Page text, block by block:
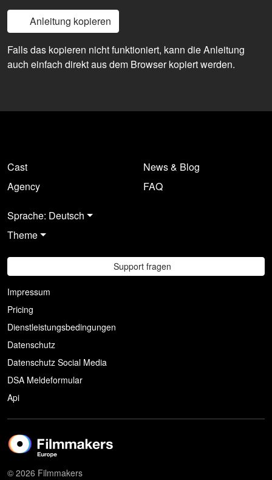
Anleitung kopieren
Falls das kopieren nicht funktioniert, kann die Anleitung
auch einfach direkt aus dem Browser kopiert werden.
Cast
Agency
News & Blog
FAQ
Sprache: Deutsch
Theme
Support fragen
Impressum
Pricing
Dienstleistungsbedingungen
Datenschutz
Datenschutz Social Media
DSA Meldeformular
Api
© 2026 Filmmakers